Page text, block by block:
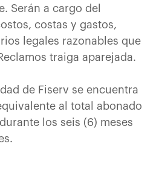
Serán a cargo del
costas y gastos,
legales razonables que
traiga aparejada.
de Fiserv se encuentra
al total abonado
los seis (6) meses